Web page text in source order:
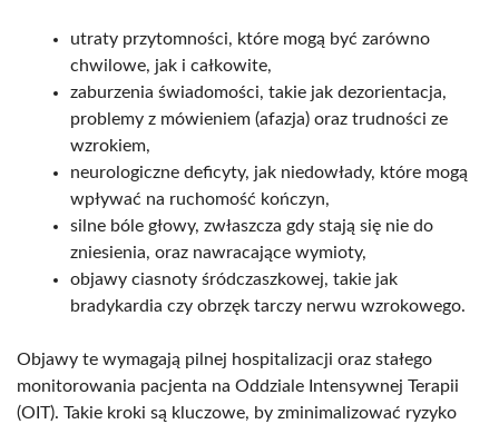
utraty przytomności, które mogą być zarówno
chwilowe, jak i całkowite,
zaburzenia świadomości, takie jak dezorientacja,
problemy z mówieniem (afazja) oraz trudności ze
wzrokiem,
neurologiczne deficyty, jak niedowłady, które mogą
wpływać na ruchomość kończyn,
silne bóle głowy, zwłaszcza gdy stają się nie do
zniesienia, oraz nawracające wymioty,
objawy ciasnoty śródczaszkowej, takie jak
bradykardia czy obrzęk tarczy nerwu wzrokowego.
Objawy te wymagają pilnej hospitalizacji oraz stałego
monitorowania pacjenta na Oddziale Intensywnej Terapii
(OIT). Takie kroki są kluczowe, by zminimalizować ryzyko